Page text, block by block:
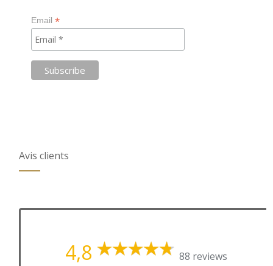
Email*
Avis clients
4,8 88 reviews